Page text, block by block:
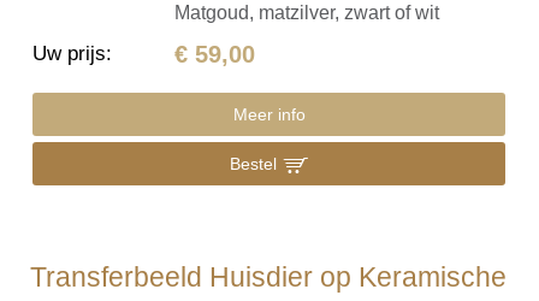
Matgoud, matzilver, zwart of wit
Uw prijs: € 59,00
Meer info
Bestel
Transferbeeld Huisdier op Keramische